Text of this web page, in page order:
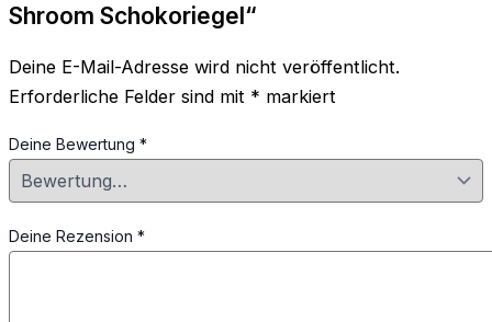
Shroom Schokoriegel“
Deine E-Mail-Adresse wird nicht veröffentlicht.
Erforderliche Felder sind mit * markiert
Deine Bewertung *
Deine Rezension *